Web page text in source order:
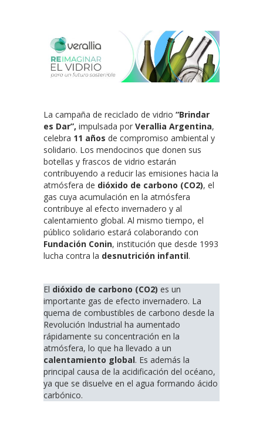
La campaña de reciclado de vidrio “Brindar
es Dar”, impulsada por Verallia Argentina,
celebra 11 años de compromiso ambiental y
solidario. Los mendocinos que donen sus
botellas y frascos de vidrio estarán
contribuyendo a reducir las emisiones hacia la
atmósfera de dióxido de carbono (CO2), el
gas cuya acumulación en la atmósfera
contribuye al efecto invernadero y al
calentamiento global. Al mismo tiempo, el
público solidario estará colaborando con
Fundación Conin, institución que desde 1993
lucha contra la desnutrición infantil.
El dióxido de carbono (CO2) es un
importante gas de efecto invernadero. La
quema de combustibles de carbono desde la
Revolución Industrial ha aumentado
rápidamente su concentración en la
atmósfera, lo que ha llevado a un
calentamiento global. Es además la
principal causa de la acidificación del océano,
ya que se disuelve en el agua formando ácido
carbónico.